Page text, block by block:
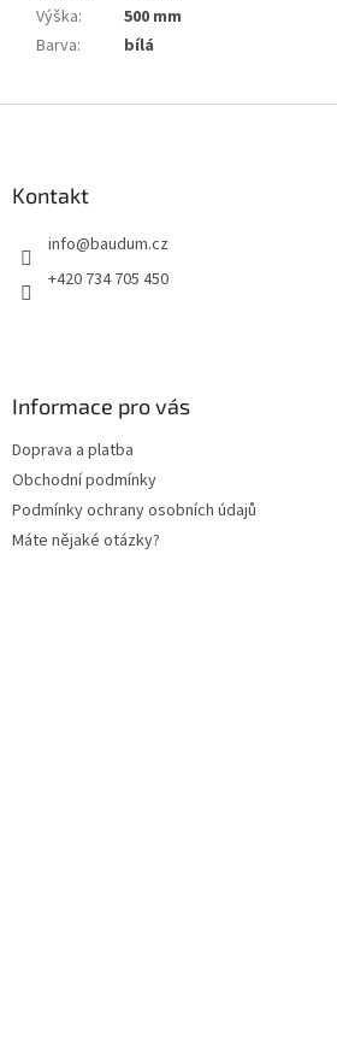
Výška:
500 mm
Barva: bílá
Kontakt
info@baudum.cz
+420 734 705 450
Informace pro vás
Doprava a platba
Obchodní podmínky
Podmínky ochrany osobních údajů
Máte nějaké otázky?